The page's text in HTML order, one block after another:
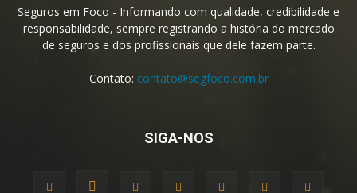
Seguros em Foco - Informando com qualidade, credibilidade e
responsabilidade, sempre registrando a história do mercado
de seguros e dos profissionais que dele fazem parte.
Contato: contato@segfoco.com.br
SIGA-NOS